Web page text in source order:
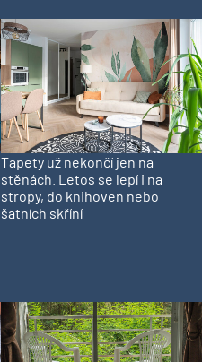
Tapety už nekončí jen na
stěnách. Letos se lepí i na
stropy, do knihoven nebo
šatních skříní